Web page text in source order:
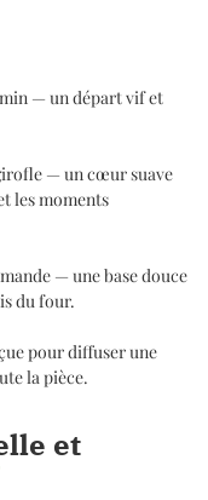
— un départ vif et
— un cœur suave
les moments
— une base douce
du four.
pour diffuser une
la pièce.
et